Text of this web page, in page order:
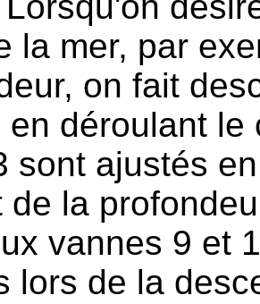
la mer, par
on fait
en déroulant
sont ajustés
de la
vannes 9 et
lors de la